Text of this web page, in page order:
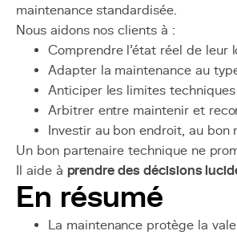
maintenance standardisée.
Nous aidons nos clients à :
Comprendre l’état réel de leur
Adapter la maintenance au
Anticiper les limites techniques
Arbitrer entre maintenir et
Investir au bon endroit, au bon
Un bon partenaire technique ne
Il aide à prendre des décisions
En résumé
La maintenance protège la